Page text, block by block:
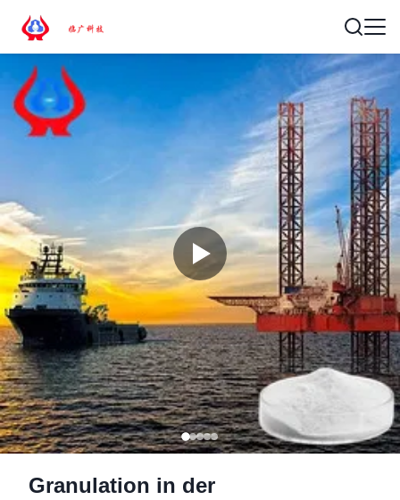
Granulation in der